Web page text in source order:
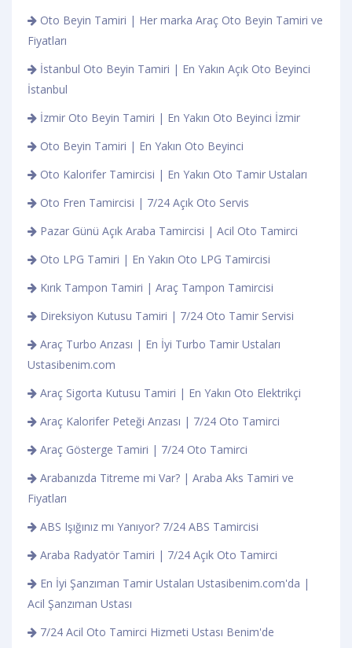
Oto Beyin Tamiri | Her marka Araç Oto Beyin Tamiri ve
Fiyatları
İstanbul Oto Beyin Tamiri | En Yakın Açık Oto Beyinci
İstanbul
İzmir Oto Beyin Tamiri | En Yakın Oto Beyinci İzmir
Oto Beyin Tamiri | En Yakın Oto Beyinci
Oto Kalorifer Tamircisi | En Yakın Oto Tamir Ustaları
Oto Fren Tamircisi | 7/24 Açık Oto Servis
Pazar Günü Açık Araba Tamircisi | Acil Oto Tamirci
Oto LPG Tamiri | En Yakın Oto LPG Tamircisi
Kırık Tampon Tamiri | Araç Tampon Tamircisi
Direksiyon Kutusu Tamiri | 7/24 Oto Tamir Servisi
Araç Turbo Arızası | En İyi Turbo Tamir Ustaları
Ustasibenim.com
Araç Sigorta Kutusu Tamiri | En Yakın Oto Elektrikçi
Araç Kalorifer Peteği Arızası | 7/24 Oto Tamirci
Araç Gösterge Tamiri | 7/24 Oto Tamirci
Arabanızda Titreme mi Var? | Araba Aks Tamiri ve
Fiyatları
ABS Işığınız mı Yanıyor? 7/24 ABS Tamircisi
Araba Radyatör Tamiri | 7/24 Açık Oto Tamirci
En İyi Şanzıman Tamir Ustaları Ustasibenim.com'da |
Acil Şanzıman Ustası
7/24 Acil Oto Tamirci Hizmeti Ustası Benim'de